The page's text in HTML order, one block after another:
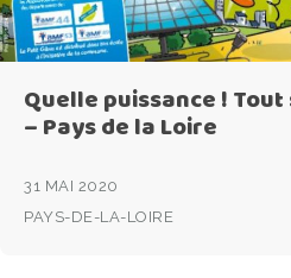
Quelle puissance !
– Pays de la Loire
31 MAI 2020
PAYS-DE-LA-LOIRE